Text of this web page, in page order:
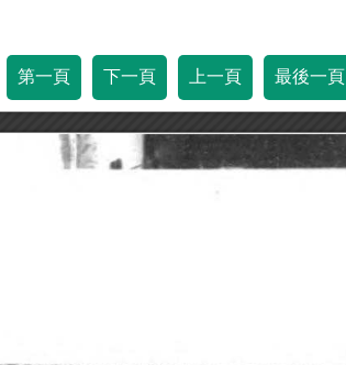
第一頁 下一頁 上一頁 最後一頁